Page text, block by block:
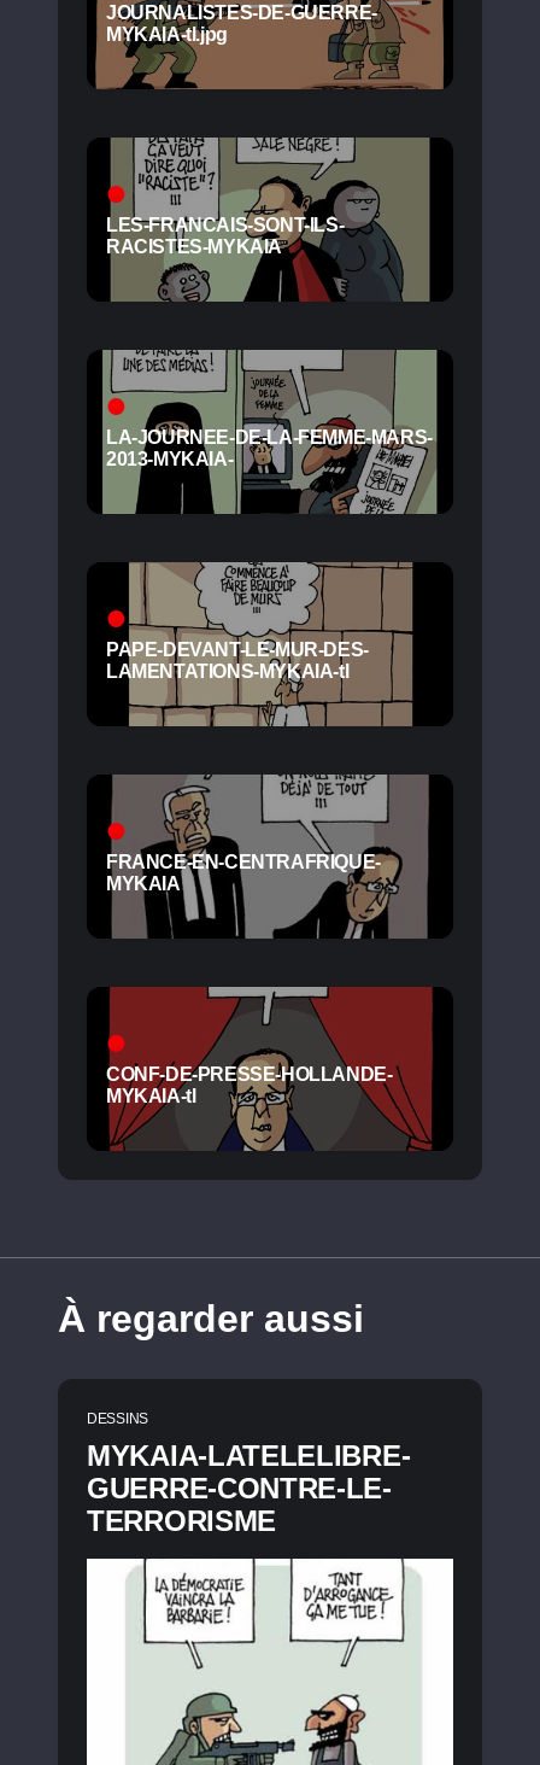
JOURNALISTES-DE-GUERRE-
MYKAIA-tl.jpg
LES-FRANCAIS-SONT-ILS-
RACISTES-MYKAIA
LA-JOURNEE-DE-LA-FEMME-MARS-
2013-MYKAIA-
PAPE-DEVANT-LE-MUR-DES-
LAMENTATIONS-MYKAIA-tl
FRANCE-EN-CENTRAFRIQUE-
MYKAIA
CONF-DE-PRESSE-HOLLANDE-
MYKAIA-tl
À regarder aussi
DESSINS
MYKAIA-LATELELIBRE-
GUERRE-CONTRE-LE-
TERRORISME